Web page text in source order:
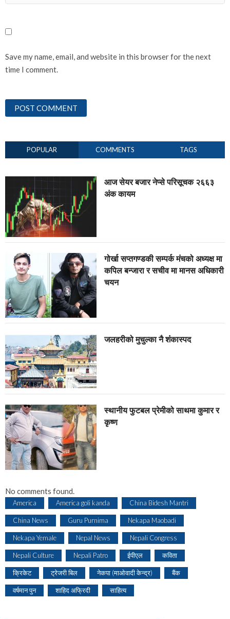
Save my name, email, and website in this browser for the next
time I comment.
POPULAR COMMENTS TAGS
आज सेयर बजार नेप्से परिसूचक २६६३
अंक कायम
गोर्खा सप्तगण्डकी सम्पर्क मंचको अध्यक्ष मा
कपिल बन्जारा र सचीव मा मानस अधिकारी
चयन
जलहरीको मुचुल्का नै शंंकास्पद
स्थानीय फुटबल प्रेमीको साथमा कुमार र
कृष्ण
No comments found.
America America goli kanda China Bidesh Mantri
China News Guru Purnima Nekapa Maobadi
Nekapa Yemale Nepal News Nepali Congress
Nepali Culture Nepali Patro ईपीएल कविता
क्रिकेट ट्रेजरी बिल नेकपा (माओवादी केन्द्र) बैंक
वर्षमान पुन शाहिद अफ्रिदी साहित्य